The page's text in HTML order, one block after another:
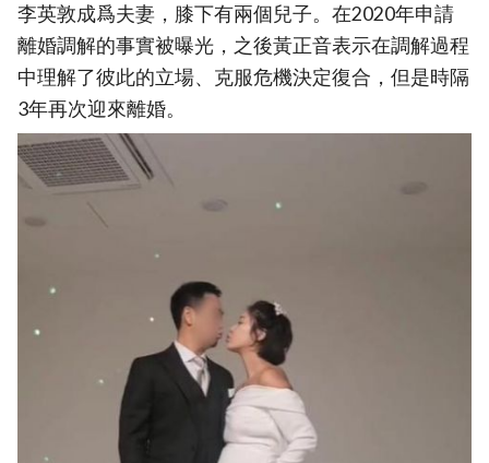
李英敦成爲夫妻，膝下有兩個兒子。在2020年申請
離婚調解的事實被曝光，之後黃正音表示在調解過程
中理解了彼此的立場、克服危機決定復合，但是時隔
3年再次迎來離婚。